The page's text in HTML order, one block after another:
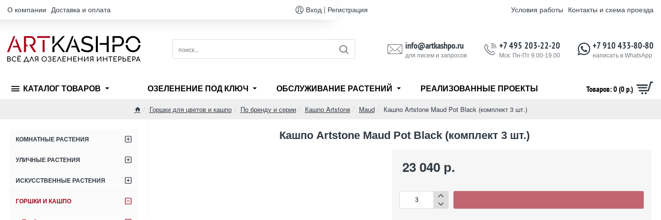
О компании Доставка и оплата Вход | Регистрация Условия работы Контакты и схема проезда
поиск...
info@artkashpo.ru
для писем и запросов
+7 495 203-22-20
Мск: Пн-Пт 9.00-19.00
+7 910 433-80-80
написать в WhatsApp
КАТАЛОГ ТОВАРОВ ОЗЕЛЕНЕНИЕ ПОД КЛЮЧ ОБСЛУЖИВАНИЕ РАСТЕНИЙ РЕАЛИЗОВАННЫЕ ПРОЕКТЫ Товаров: 0 (0 р.)
Горшки для цветов и кашпо По бренду и серии Кашпо Artstone Maud Кашпо Artstone Maud Pot Black (комплект 3 шт.)
КОМНАТНЫЕ РАСТЕНИЯ
УЛИЧНЫЕ РАСТЕНИЯ
ИСКУССТВЕННЫЕ РАСТЕНИЯ
ГОРШКИ И КАШПО
Кашпо Artstone Maud Pot Black (комплект 3 шт.)
23 040 р.